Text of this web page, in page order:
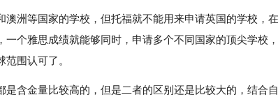
澳洲等国家的学校，但托福就不能用来申请英国的学校，
个雅思成绩就能够同时，申请多个不同国家的顶尖学校
围认可了。
是含金量比较高的，但是二者的区别还是比较大的，结合